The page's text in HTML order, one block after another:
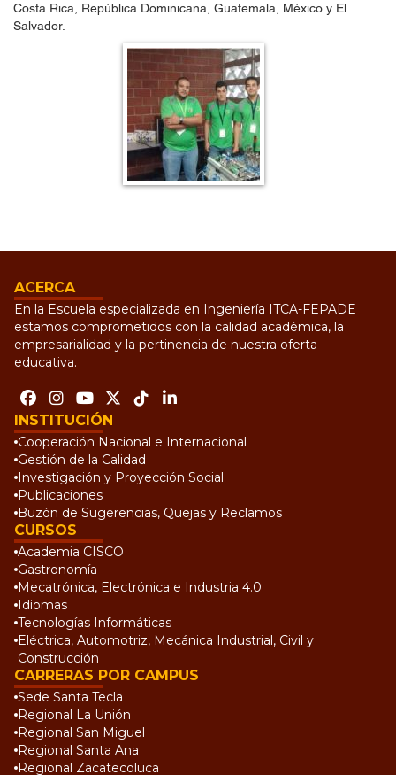
Costa Rica, República Dominicana, Guatemala, México y El
Salvador.
ACERCA
En la Escuela especializada en Ingeniería ITCA-FEPADE
estamos comprometidos con la calidad académica, la
empresarialidad y la pertinencia de nuestra oferta
educativa.
INSTITUCIÓN
Cooperación Nacional e Internacional
Gestión de la Calidad
Investigación y Proyección Social
Publicaciones
Buzón de Sugerencias, Quejas y Reclamos
CURSOS
Academia CISCO
Gastronomía
Mecatrónica, Electrónica e Industria 4.0
Idiomas
Tecnologías Informáticas
Eléctrica, Automotriz, Mecánica Industrial, Civil y
Construcción
CARRERAS POR CAMPUS
Sede Santa Tecla
Regional La Unión
Regional San Miguel
Regional Santa Ana
Regional Zacatecoluca